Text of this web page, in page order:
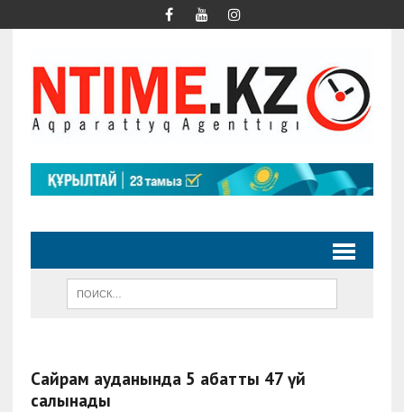
Сайрам ауданында 5 қабатты 47 үй
салынады